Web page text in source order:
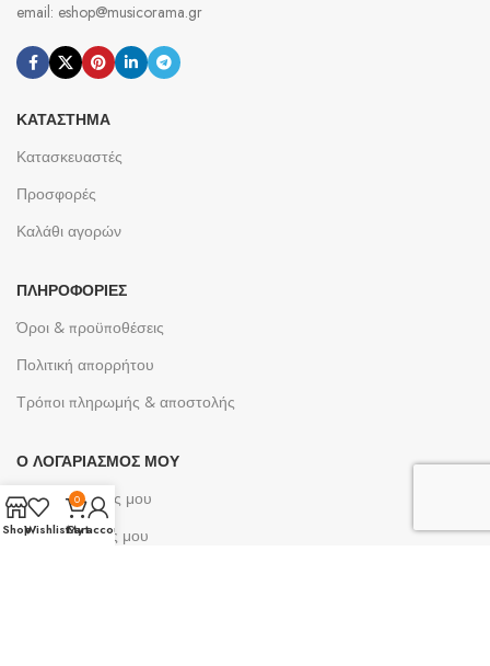
email: eshop@musicorama.gr
ΚΑΤΆΣΤΗΜΑ
Κατασκευαστές
Προσφορές
Καλάθι αγορών
ΠΛΗΡΟΦΟΡΊΕΣ
Όροι & προϋποθέσεις
Πολιτική απορρήτου
Τρόποι πληρωμής & αποστολής
Ο ΛΟΓΑΡΙΑΣΜΌΣ ΜΟΥ
Ο λογαριασμός μου
Οι παραγγελίες μου
ShopWishlist
0
Cart
My account